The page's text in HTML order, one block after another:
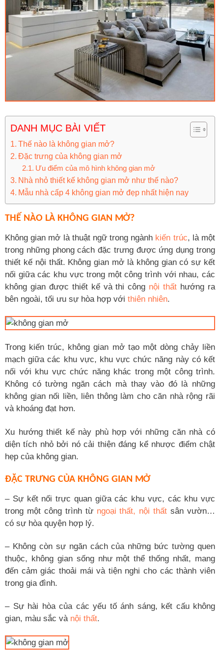
DANH MỤC BÀI VIẾT
Thế nào là không gian mở?
Đặc trưng của không gian mở
Ưu điểm của mô hình không gian mở
Nhà nhỏ thiết kế không gian mở như thế nào?
Mẫu nhà cấp 4 không gian mở đẹp nhất hiện nay
THẾ NÀO LÀ KHÔNG GIAN MỞ?
Không gian mở là thuật ngữ trong ngành kiến trúc, là một
trong những phong cách đặc trưng được ứng dụng trong
thiết kế nội thất. Không gian mở là không gian có sự kết
nối giữa các khu vực trong một công trình với nhau, các
không gian được thiết kế và thi công nội thất hướng ra
bên ngoài, tối ưu sự hòa hợp với thiên nhiên.
Trong kiến trúc, không gian mở tạo một dòng chảy liền
mạch giữa các khu vực, khu vực chức năng này có kết
nối với khu vực chức năng khác trong một công trình.
Không có tường ngăn cách mà thay vào đó là những
không gian nối liền, liên thông làm cho căn nhà rộng rãi
và khoáng đạt hơn.
Xu hướng thiết kế này phù hợp với những căn nhà có
diện tích nhỏ bởi nó cải thiện đáng kể nhược điểm chật
hẹp của không gian.
ĐẶC TRƯNG CỦA KHÔNG GIAN MỞ
– Sự kết nối trực quan giữa các khu vực, các khu vực
trong một công trình từ ngoại thất, nội thất sân vườn…
có sự hòa quyện hợp lý.
– Không còn sự ngăn cách của những bức tường quen
thuộc, không gian sống như một thể thống nhất, mang
đến cảm giác thoải mái và tiện nghi cho các thành viên
trong gia đình.
– Sự hài hòa của các yếu tố ánh sáng, kết cấu không
gian, màu sắc và nội thất.